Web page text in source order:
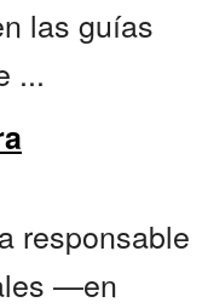
las guías
...
responsable
—en